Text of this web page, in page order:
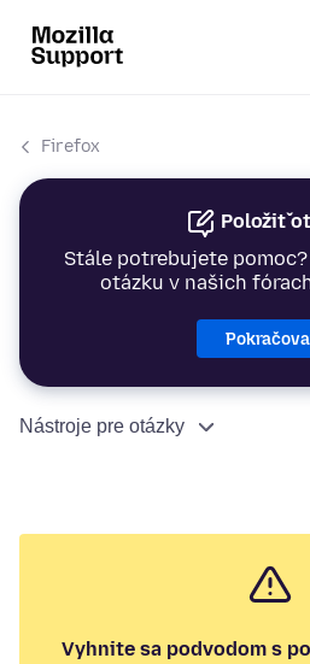
Firefox
Položiť
Stále potrebujete
otázku v našich
Nástroje pre otázky
Vyhnite sa podvodom s